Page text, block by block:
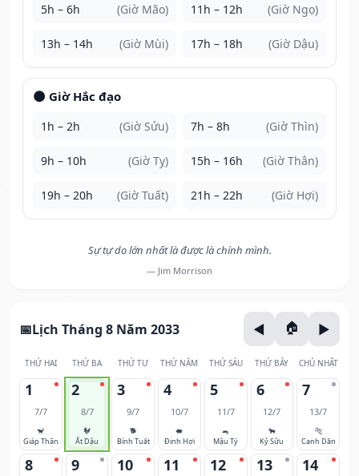
5h – 6h (Giờ Mão) 11h – 12h (Giờ Ngọ)
13h – 14h (Giờ Mùi) 17h – 18h (Giờ Dậu)
🌑 Giờ Hắc đạo
1h – 2h (Giờ Sửu) 7h – 8h (Giờ Thìn)
9h – 10h (Giờ Tỵ) 15h – 16h (Giờ Thân)
19h – 20h (Giờ Tuất) 21h – 22h (Giờ Hợi)
Sự tự do lớn nhất là được là chính mình.
— Jim Morrison
Lịch Tháng 8 Năm 2033
THỨ HAI THỨ BA THỨ TƯ THỨ NĂM THỨ SÁU THỨ BẢY CHỦ NHẬT
1
7/7
🐒
Giáp Thân
2
8/7
🐓
Ất Dậu
3
9/7
🐕
Bính Tuất
4
10/7
🐖
Đinh Hợi
5
11/7
🐀
Mậu Tý
6
12/7
🐂
Kỷ Sửu
7
13/7
🐅
Canh Dần
8 9 10 11 12 13 14